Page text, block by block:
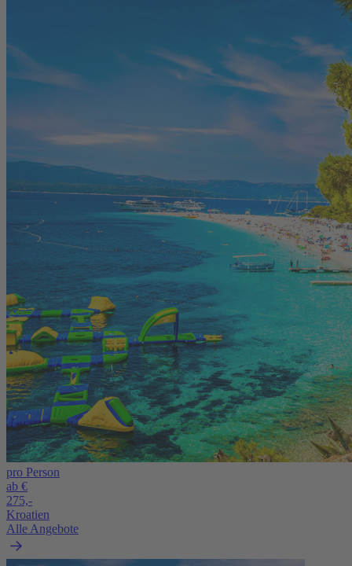
pro Person
ab €
275,-
Kroatien
Alle Angebote